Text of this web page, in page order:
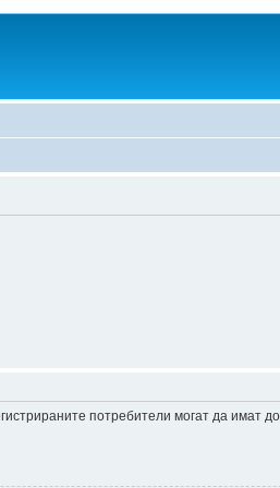
потребители могат да